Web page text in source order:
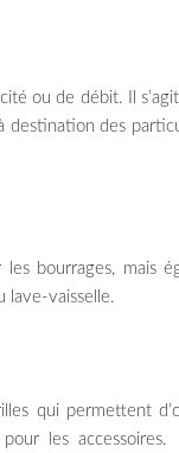
ou de débit. Il
des
les bourrages,
lave-vaisselle.
qui permettent
les